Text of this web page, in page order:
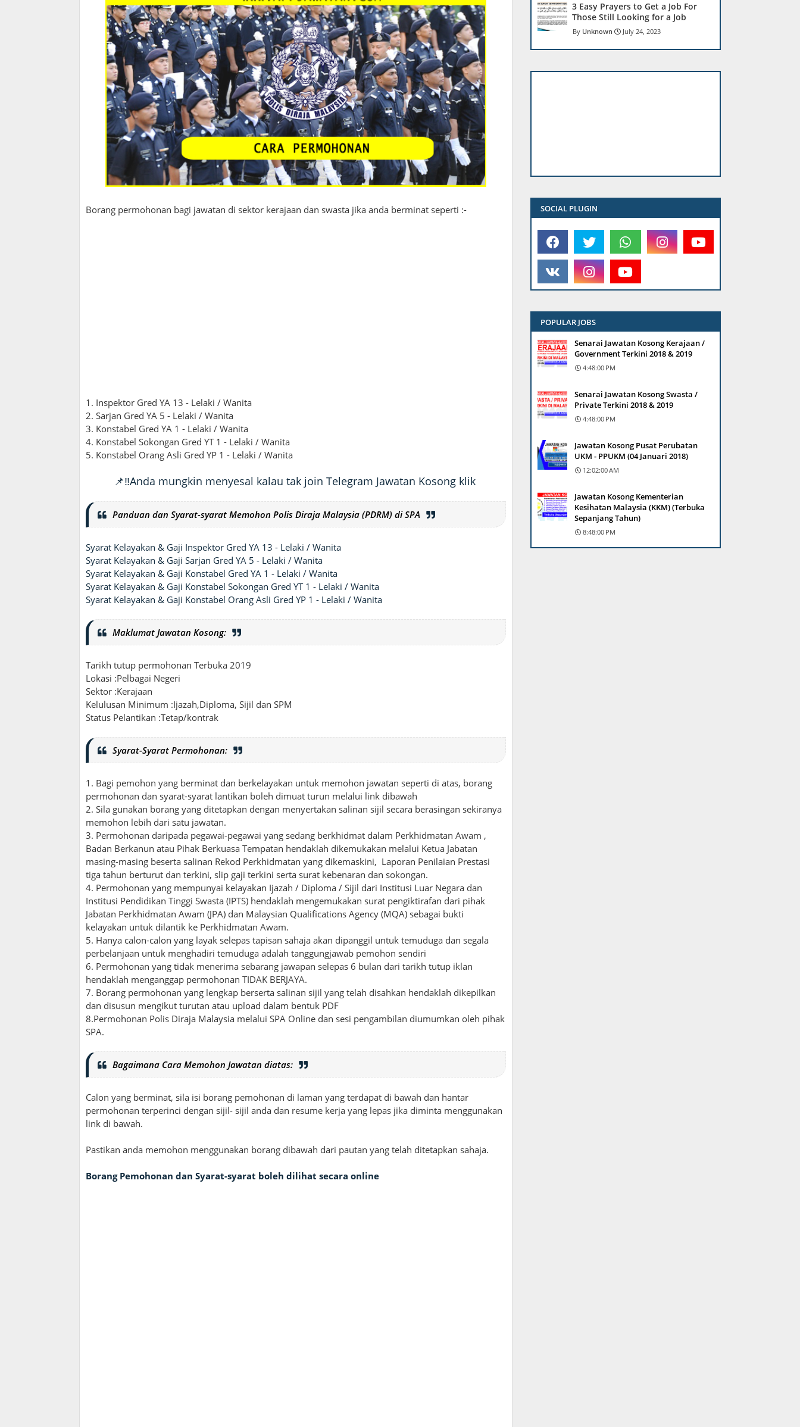
Borang permohonan bagi jawatan di sektor kerajaan dan swasta jika anda berminat seperti :-
1. Inspektor Gred YA 13 - Lelaki / Wanita
2. Sarjan Gred YA 5 - Lelaki / Wanita
3. Konstabel Gred YA 1 - Lelaki / Wanita
4. Konstabel Sokongan Gred YT 1 - Lelaki / Wanita
5. Konstabel Orang Asli Gred YP 1 - Lelaki / Wanita
📌‼️Anda mungkin menyesal kalau tak join Telegram Jawatan Kosong klik
Panduan dan Syarat-syarat Memohon Polis Diraja Malaysia (PDRM) di SPA
Syarat Kelayakan & Gaji Inspektor Gred YA 13 - Lelaki / Wanita
Syarat Kelayakan & Gaji Sarjan Gred YA 5 - Lelaki / Wanita
Syarat Kelayakan & Gaji Konstabel Gred YA 1 - Lelaki / Wanita
Syarat Kelayakan & Gaji Konstabel Sokongan Gred YT 1 - Lelaki / Wanita
Syarat Kelayakan & Gaji Konstabel Orang Asli Gred YP 1 - Lelaki / Wanita
Maklumat Jawatan Kosong:
Tarikh tutup permohonan Terbuka 2019
Lokasi :Pelbagai Negeri
Sektor :Kerajaan
Kelulusan Minimum :Ijazah,Diploma, Sijil dan SPM
Status Pelantikan :Tetap/kontrak
Syarat-Syarat Permohonan:
1. Bagi pemohon yang berminat dan berkelayakan untuk memohon jawatan seperti di atas, borang
permohonan dan syarat-syarat lantikan boleh dimuat turun melalui link dibawah
2. Sila gunakan borang yang ditetapkan dengan menyertakan salinan sijil secara berasingan sekiranya
memohon lebih dari satu jawatan.
3. Permohonan daripada pegawai-pegawai yang sedang berkhidmat dalam Perkhidmatan Awam ,
Badan Berkanun atau Pihak Berkuasa Tempatan hendaklah dikemukakan melalui Ketua Jabatan
masing-masing beserta salinan Rekod Perkhidmatan yang dikemaskini, Laporan Penilaian Prestasi
tiga tahun berturut dan terkini, slip gaji terkini serta surat kebenaran dan sokongan.
4. Permohonan yang mempunyai kelayakan Ijazah / Diploma / Sijil dari Institusi Luar Negara dan
Institusi Pendidikan Tinggi Swasta (IPTS) hendaklah mengemukakan surat pengiktirafan dari pihak
Jabatan Perkhidmatan Awam (JPA) dan Malaysian Qualifications Agency (MQA) sebagai bukti
kelayakan untuk dilantik ke Perkhidmatan Awam.
5. Hanya calon-calon yang layak selepas tapisan sahaja akan dipanggil untuk temuduga dan segala
perbelanjaan untuk menghadiri temuduga adalah tanggungjawab pemohon sendiri
6. Permohonan yang tidak menerima sebarang jawapan selepas 6 bulan dari tarikh tutup iklan
hendaklah menganggap permohonan TIDAK BERJAYA.
7. Borang permohonan yang lengkap berserta salinan sijil yang telah disahkan hendaklah dikepilkan
dan disusun mengikut turutan atau upload dalam bentuk PDF
8.Permohonan Polis Diraja Malaysia melalui SPA Online dan sesi pengambilan diumumkan oleh pihak
SPA.
Bagaimana Cara Memohon Jawatan diatas:
Calon yang berminat, sila isi borang pemohonan di laman yang terdapat di bawah dan hantar
permohonan terperinci dengan sijil- sijil anda dan resume kerja yang lepas jika diminta menggunakan
link di bawah.
Pastikan anda memohon menggunakan borang dibawah dari pautan yang telah ditetapkan sahaja.
Borang Pemohonan dan Syarat-syarat boleh dilihat secara online
3 Easy Prayers to Get a Job For
Those Still Looking for a Job
Unknown July 24, 2023
SOCIAL PLUGIN
POPULAR JOBS
Senarai Jawatan Kosong Kerajaan /
Government Terkini 2018 & 2019
4:48:00 PM
Senarai Jawatan Kosong Swasta /
Private Terkini 2018 & 2019
4:48:00 PM
Jawatan Kosong Pusat Perubatan
UKM - PPUKM (04 Januari 2018)
12:02:00 AM
Jawatan Kosong Kementerian
Kesihatan Malaysia (KKM) (Terbuka
Sepanjang Tahun)
8:48:00 PM